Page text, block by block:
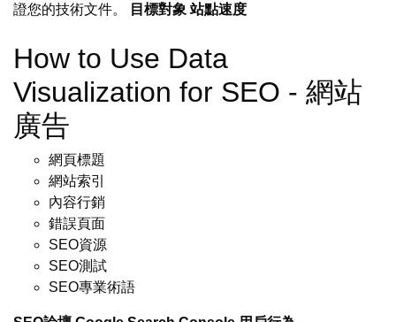
證您的技術文件。
目標對象 站點速度
How to Use Data
Visualization for SEO - 網站
廣告
網頁標題
網站索引
內容行銷
錯誤頁面
SEO資源
SEO測試
SEO專業術語